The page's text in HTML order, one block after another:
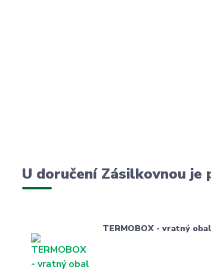
U doručení Zásilkovnou
TERMOBOX - vratný obal